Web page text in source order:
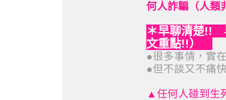
何人詐騙（人類
＊早聊清楚!!
文重點!!）
●很多事情，實
●但不談又不痛
▲任何人碰到生